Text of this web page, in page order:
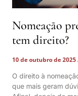
Nomeação
tem direito?
10 de outubro de 2025
O direito à
que mais geram